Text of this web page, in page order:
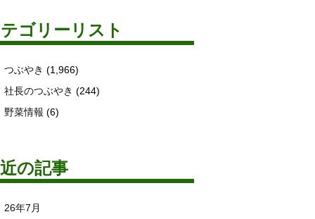
ゴリーリスト
つぶやき (1,966)
社長のつぶやき (244)
野菜情報 (6)
の記事
26年7月